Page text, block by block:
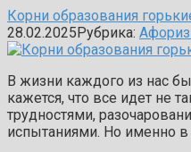
Корни образования
28.02.2025Рубрика:
В жизни каждого из нас
кажется, что все идет не
трудностями,
испытаниями. Но именно